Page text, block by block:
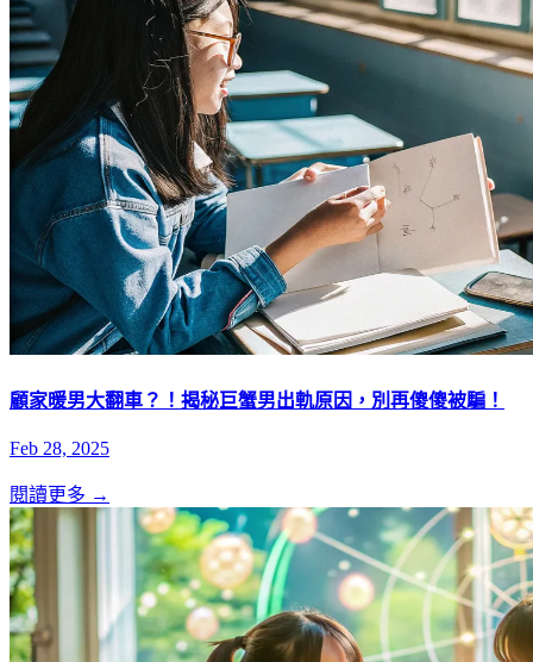
顧家暖男大翻車？！揭秘巨蟹男出軌原因，別再傻傻被騙！
Feb 28, 2025
閱讀更多 →